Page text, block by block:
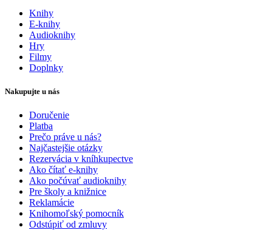
Knihy
E-knihy
Audioknihy
Hry
Filmy
Doplnky
Nakupujte u nás
Doručenie
Platba
Prečo práve u nás?
Najčastejšie otázky
Rezervácia v kníhkupectve
Ako čítať e-knihy
Ako počúvať audioknihy
Pre školy a knižnice
Reklamácie
Knihomoľský pomocník
Odstúpiť od zmluvy